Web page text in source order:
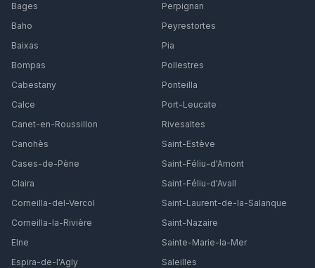
Bages
Baho
Baixas
Bompas
Cabestany
Calce
Canet-en-Roussillon
Canohès
Cases-de-Pène
Claira
Corneilla-del-Vercol
Corneilla-la-Rivière
Elne
Espira-de-l'Agly
Perpignan
Peyrestortes
Pia
Pollestres
Ponteilla
Port-Leucate
Rivesaltes
Saint-Estève
Saint-Féliu-d'Amont
Saint-Féliu-d'Avall
Saint-Laurent-de-la-Salanque
Saint-Nazaire
Sainte-Marie-la-Mer
Saleilles